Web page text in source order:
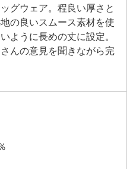
グウェア。程良い厚さと
の良いスムース素材を使
ように長めの丈に設定。
んの意見を聞きながら完